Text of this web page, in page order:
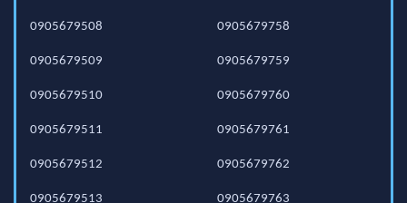
0905679508
0905679509
0905679510
0905679511
0905679512
0905679513
0905679758
0905679759
0905679760
0905679761
0905679762
0905679763